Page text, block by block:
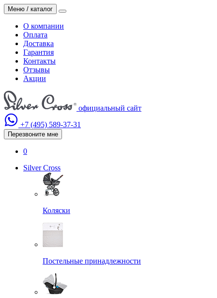
Меню / каталог
О компании
Оплата
Доставка
Гарантия
Контакты
Отзывы
Акции
официальный сайт
+7 (495) 589-37-31
Перезвоните мне
0
Silver Cross
Коляски
Постельные принадлежности